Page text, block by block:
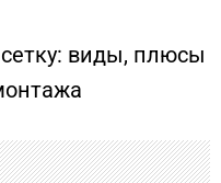
виды, плюсы